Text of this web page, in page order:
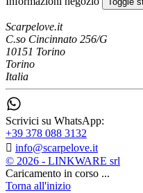
Scarpelove.it
C.so Cincinnato 256/G
10151 Torino
Torino
Italia
Scrivici su WhatsApp:
+39 378 088 3132
 info@scarpelove.it
© 2026 - LINKWARE srl
Caricamento in corso ...
Torna all'inizio